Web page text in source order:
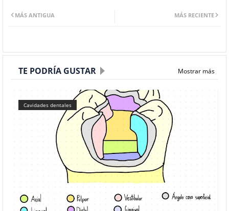
MÁS RECIENTE
MÁS ANTIGUA
TE PODRÍA GUSTAR Mostrar más
Cavidades dentales